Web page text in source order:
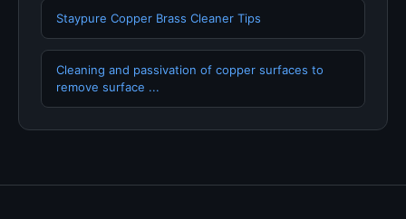
Staypure Copper Brass Cleaner Tips
Cleaning and passivation of copper surfaces to
remove surface ...